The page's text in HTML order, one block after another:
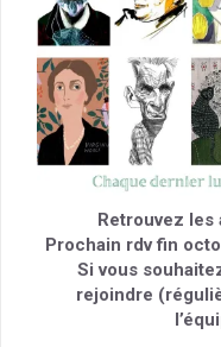
Retrouvez les
Prochain rdv fin
Si vous
rejoindre